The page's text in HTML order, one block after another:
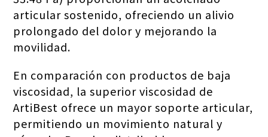
articular sostenido, ofreciendo un alivio
prolongado del dolor y mejorando la
movilidad.
En comparación con productos de baja
viscosidad, la superior viscosidad de
ArtiBest ofrece un mayor soporte articular,
permitiendo un movimiento natural y